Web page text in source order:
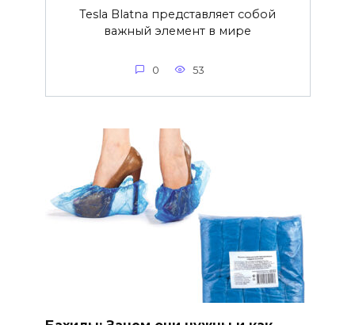
Tesla Blatna представляет собой
важный элемент в мире
0 53